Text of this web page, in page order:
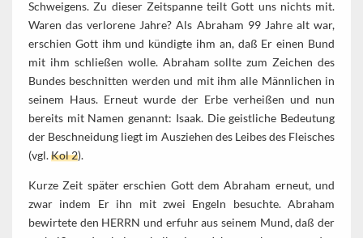
Schweigens. Zu dieser Zeitspanne teilt Gott uns nichts mit.
Waren das verlorene Jahre? Als Abraham 99 Jahre alt war,
erschien Gott ihm und kündigte ihm an, daß Er einen Bund
mit ihm schließen wolle. Abraham sollte zum Zeichen des
Bundes beschnitten werden und mit ihm alle Männlichen in
seinem Haus. Erneut wurde der Erbe verheißen und nun
bereits mit Namen genannt: Isaak. Die geistliche Bedeutung
der Beschneidung liegt im Ausziehen des Leibes des Fleisches
(vgl.Kol 2).
Kurze Zeit später erschien Gott dem Abraham erneut, und
zwar indem Er ihn mit zwei Engeln besuchte. Abraham
bewirtete den HERRN und erfuhr aus seinem Mund, daß der